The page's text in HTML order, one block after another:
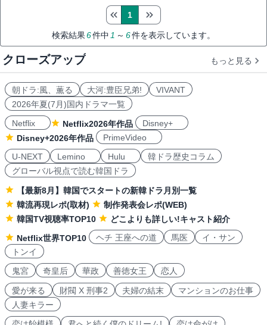
検索結果6件中 1 ～ 6件を表示しています。
1
クローズアップ もっと見る
朝ドラ:風、薫る 大河:豊臣兄弟!
VIVANT
2026年夏(7月)国内ドラマ一覧
Netflix
Netflix2026年作品
Disney+
Disney+2026年作品
PrimeVideo
U-NEXT
Lemino Hulu
韓ドラ歴史コラム
グローバル視点で読む韓国ドラ
【最新8月】韓国でスタートの新韓ドラ月別一覧
韓流再現レポ(取材)
制作発表会レポ(WEB)
韓国TV視聴率TOP10
どこよりも詳しい!キャスト紹介
Netflix世界TOP10
ヘチ 王座への道 馬医
イ・サン
トンイ
鬼宮
奇皇后 華政 善徳女王 恋人
愛が来る 財閥 X 刑事2 夫婦の結末
マンションのお仕事
人妻キラー